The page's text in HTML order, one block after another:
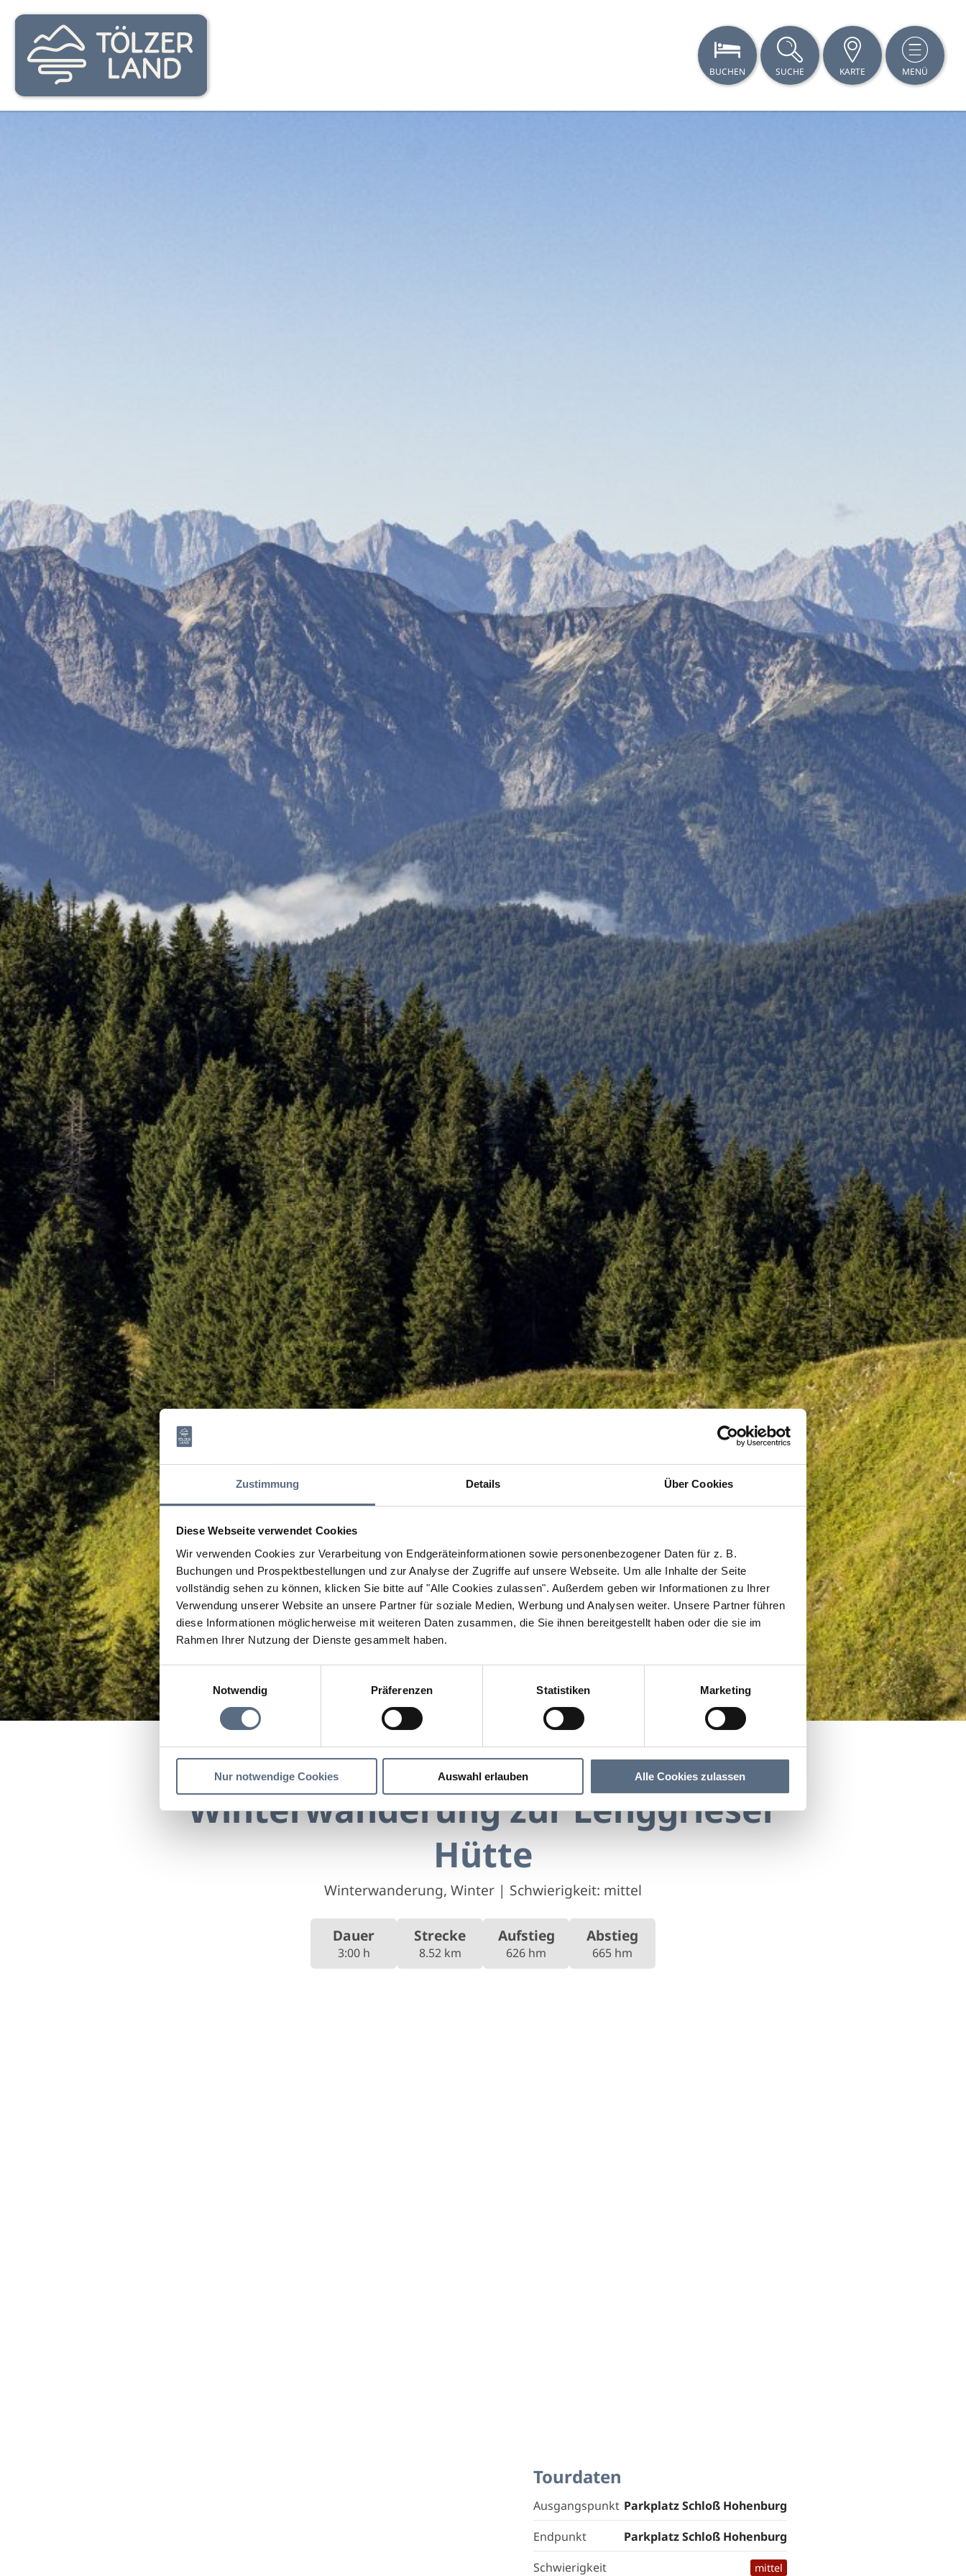
Zustimmung Details Über Cookies
Diese Webseite verwendet Cookies
Wir verwenden Cookies zur Verarbeitung von Endgeräteinformationen sowie personenbezogener Daten für z. B.
Buchungen und Prospektbestellungen und zur Analyse der Zugriffe auf unsere Webseite. Um alle Inhalte der Seite
vollständig sehen zu können, klicken Sie bitte auf "Alle Cookies zulassen". Außerdem geben wir Informationen zu Ihrer
Verwendung unserer Website an unsere Partner für soziale Medien, Werbung und Analysen weiter. Unsere Partner führen
diese Informationen möglicherweise mit weiteren Daten zusammen, die Sie ihnen bereitgestellt haben oder die sie im
Rahmen Ihrer Nutzung der Dienste gesammelt haben.
Einwilligungsauswahl
Notwendig
Präferenzen Statistiken Marketing
Nur notwendige Cookies Auswahl erlauben Alle Cookies zulassen
BUCHEN SUCHE KARTE MENÜ
Winterwanderung zur Lenggrieser Hütte
Winterwanderung zur Lenggrieser
Hütte
Winterwanderung, Winter | Schwierigkeit: mittel
Dauer
3:00 h
Strecke
8.52 km
Aufstieg
626 hm
Abstieg
665 hm
Tourdaten
Ausgangspunkt Parkplatz Schloß Hohenburg
Endpunkt
Parkplatz Schloß Hohenburg
Schwierigkeit
mittel